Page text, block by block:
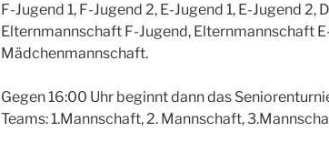
F-Jugend 1, F-Jugend 2, E-Jugend 1, E-Jugend 2,
Elternmannschaft F-Jugend, Elternmannschaft
Mädchenmannschaft.
Gegen 16:00 Uhr beginnt dann das
Teams: 1.Mannschaft, 2. Mannschaft,